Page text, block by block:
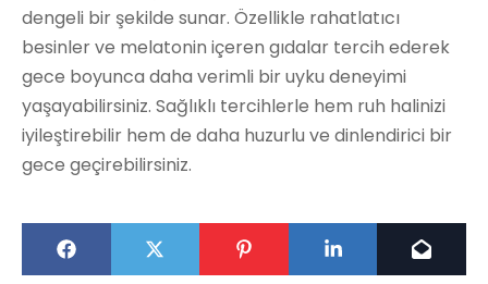
dengeli bir şekilde sunar. Özellikle rahatlatıcı
besinler ve melatonin içeren gıdalar tercih ederek
gece boyunca daha verimli bir uyku deneyimi
yaşayabilirsiniz. Sağlıklı tercihlerle hem ruh halinizi
iyileştirebilir hem de daha huzurlu ve dinlendirici bir
gece geçirebilirsiniz.